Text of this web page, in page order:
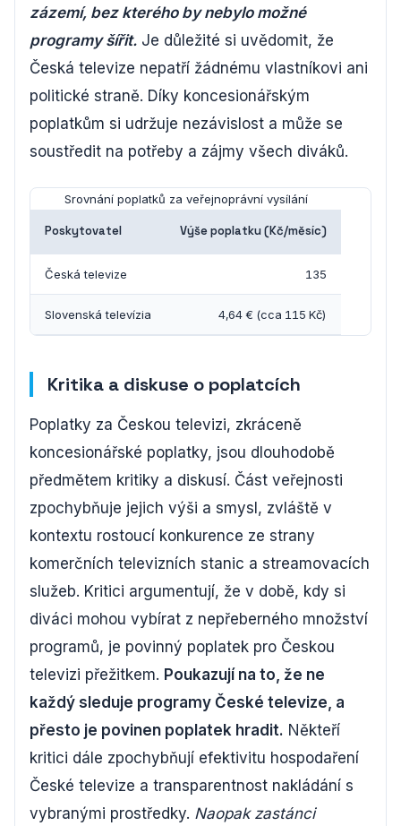
zázemí, bez kterého by nebylo možné
programy šířit. Je důležité si uvědomit, že
Česká televize nepatří žádnému vlastníkovi ani
politické straně. Díky koncesionářským
poplatkům si udržuje nezávislost a může se
soustředit na potřeby a zájmy všech diváků.
Srovnání poplatků za veřejnoprávní vysílání
Poskytovatel Výše poplatku (Kč/měsíc)
Česká televize 135
Slovenská televízia 4,64 € (cca 115 Kč)
Kritika a diskuse o poplatcích
Poplatky za Českou televizi, zkráceně
koncesionářské poplatky, jsou dlouhodobě
předmětem kritiky a diskusí. Část veřejnosti
zpochybňuje jejich výši a smysl, zvláště v
kontextu rostoucí konkurence ze strany
komerčních televizních stanic a streamovacích
služeb. Kritici argumentují, že v době, kdy si
diváci mohou vybírat z nepřeberného množství
programů, je povinný poplatek pro Českou
televizi přežitkem. Poukazují na to, že ne
každý sleduje programy České televize, a
přesto je povinen poplatek hradit. Někteří
kritici dále zpochybňují efektivitu hospodaření
České televize a transparentnost nakládání s
vybranými prostředky. Naopak zastánci